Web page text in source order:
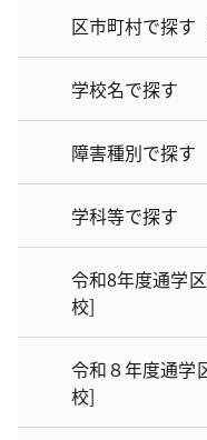
区市町村で探す
学校名で探す
障害種別で探す
学科等で探す
令和8年度通学
校]
令和８年度通学
校]